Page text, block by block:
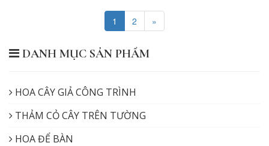
1 2 »
DANH MỤC SẢN PHẨM
HOA CÂY GIẢ CÔNG TRÌNH
THẢM CỎ CÂY TRÊN TƯỜNG
HOA ĐỂ BÀN